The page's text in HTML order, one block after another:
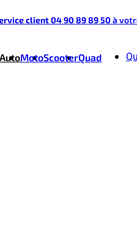
client 04 90 89 89 50à
AutoMotoScooterQuad